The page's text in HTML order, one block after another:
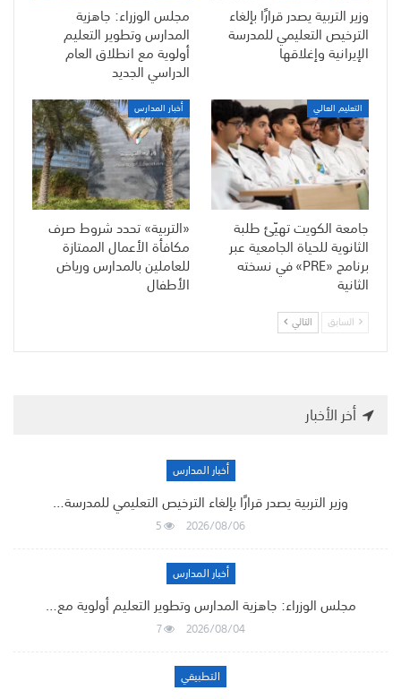
وزير التربية يصدر قرارًا بإلغاء
الترخيص التعليمي للمدرسة
الإيرانية وإغلاقها
مجلس الوزراء: جاهزية
المدارس وتطوير التعليم
أولوية مع انطلاق العام
الدراسي الجديد
التعليم العالي
جامعة الكويت تهيّئ طلبة
الثانوية للحياة الجامعية عبر
برنامج «PRE» في نسخته
الثانية
أخبار المدارس
«التربية» تحدد شروط صرف
مكافأة الأعمال الممتازة
للعاملين بالمدارس ورياض
الأطفال
السابق التالي
أخر الأخبار
أخبار المدارس
وزير التربية يصدر قرارًا بإلغاء الترخيص التعليمي للمدرسة…
2026/08/06
5
أخبار المدارس
مجلس الوزراء: جاهزية المدارس وتطوير التعليم أولوية مع…
2026/08/04
7
التطبيقي